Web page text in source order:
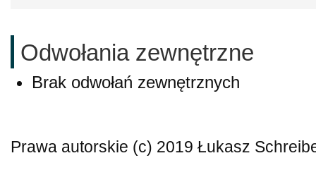
Odwołania zewnętrzne
Brak odwołań zewnętrznych
Prawa autorskie (c) 2019 Łukasz